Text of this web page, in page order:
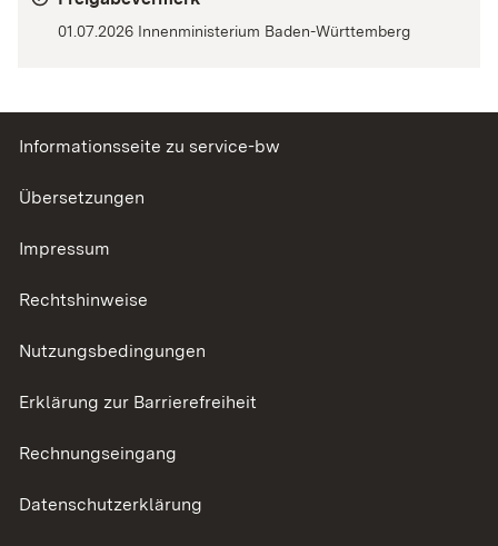
01.07.2026 Innenministerium Baden-Württemberg
Informationsseite zu service-bw
Übersetzungen
Impressum
Rechtshinweise
Nutzungsbedingungen
Erklärung zur Barrierefreiheit
Rechnungseingang
Datenschutzerklärung